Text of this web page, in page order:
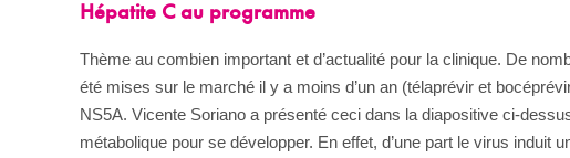
Hépatite C au programme
Thème au combien important et d’actualité pour la clinique. De
été mises sur le marché il y a moins d’un an (télaprévir et
NS5A. Vicente Soriano a présenté ceci dans la diapositive ci-
métabolique pour se développer. En effet, d’une part le virus